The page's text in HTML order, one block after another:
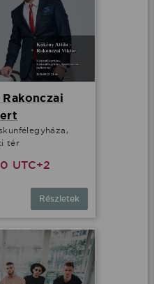
tér
UTC+2
Részletek